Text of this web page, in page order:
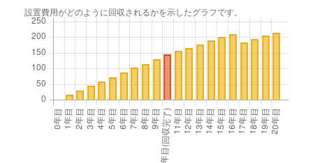
設置費用がどのように回収されるかを示したグラフです。